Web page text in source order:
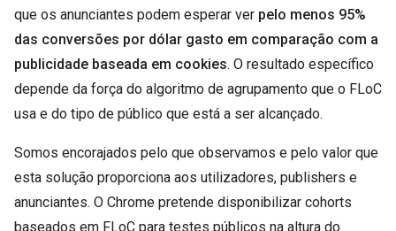
que os anunciantes podem esperar ver pelo menos 95%
das conversões por dólar gasto em comparação com a
publicidade baseada em cookies. O resultado específico
depende da força do algoritmo de agrupamento que o FLoC
usa e do tipo de público que está a ser alcançado.
Somos encorajados pelo que observamos e pelo valor que
esta solução proporciona aos utilizadores, publishers e
anunciantes. O Chrome pretende disponibilizar cohorts
baseados em FLoC para testes públicos na altura do